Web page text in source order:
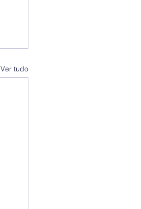
Ver tudo